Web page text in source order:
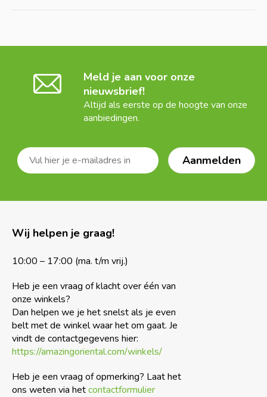
Meld je aan voor onze
nieuwsbrief!
Altijd als eerste op de hoogte van onze
aanbiedingen.
Wij helpen je graag!
10:00 – 17:00 (ma. t/m vrij.)
Heb je een vraag of klacht over één van
onze winkels?
Dan helpen we je het snelst als je even
belt met de winkel waar het om gaat. Je
vindt de contactgegevens hier:
https://amazingoriental.com/winkels/
Heb je een vraag of opmerking? Laat het
ons weten via hetcontactformulier